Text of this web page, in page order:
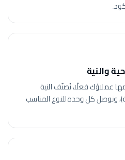
والنية
عملاؤك فعلًا، نُصنّف النية
ونوصل كل وحدة للنوع المناسب